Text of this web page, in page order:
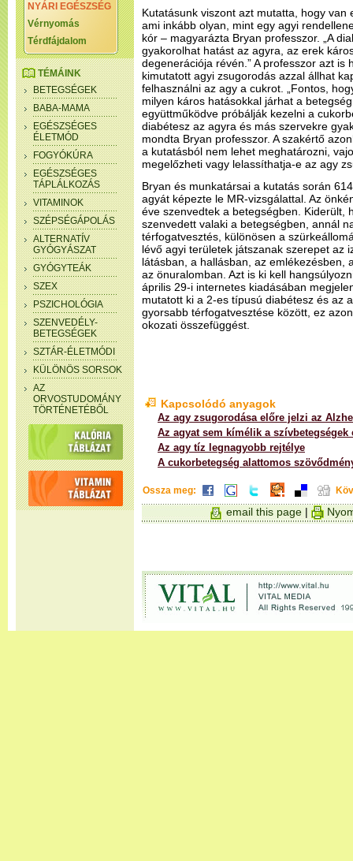
NYÁRI EGÉSZSÉG
Vérnyomás
Térdfájdalom
TÉMÁINK
BETEGSÉGEK
BABA-MAMA
EGÉSZSÉGES
ÉLETMÓD
FOGYÓKÚRA
EGÉSZSÉGES
TÁPLÁLKOZÁS
VITAMINOK
SZÉPSÉGÁPOLÁS
ALTERNATÍV
GYÓGYÁSZAT
GYÓGYTEÁK
SZEX
PSZICHOLÓGIA
SZENVEDÉLY-
BETEGSÉGEK
SZTÁR-ÉLETMÓDI
KÜLÖNÖS SORSOK
AZ
ORVOSTUDOMÁNY
TÖRTÉNETÉBŐL
Kutatásunk viszont azt mutatta, hogy van
ami inkább olyan, mint egy agyi
kór – magyarázta Bryan professzor. „A
gyakorolhat hatást az agyra, az erek
degenerációja révén.” A professzor azt is
kimutatott agyi zsugorodás azzal állhat
felhasználni az agy a cukrot. „Fontos,
milyen káros hatásokkal járhat a
együttműködve próbálják kezelni a
diabétesz az agyra és más szervekre
mondta Bryan professzor. A szakértő
a kutatásból nem lehet meghatározni,
megelőzheti vagy lelassíthatja-e az agy
Bryan és munkatársai a kutatás során
agyát képezte le MR-vizsgálattal. Az
éve szenvedtek a betegségben. Kiderült,
szenvedett valaki a betegségben, annál
térfogatvesztés, különösen a
lévő agyi területek játszanak szerepet az
látásban, a hallásban, az emlékezésben,
az önuralomban. Azt is ki kell
április 29-i internetes kiadásában
mutatott ki a 2-es típusú diabétesz és az
gyorsabb térfogatvesztése között, ez
okozati összefüggést.
Kapcsolódó anyagok
Az agy zsugorodása előre jelzi az
Az agyat sem kímélik a szívbetegségek
Az agy tíz legnagyobb rejtélye
A cukorbetegség alattomos
Ossza meg:
email this page |